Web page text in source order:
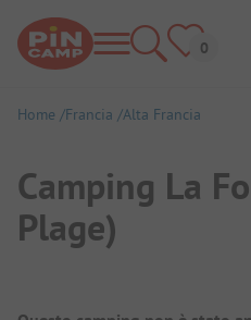
Home Francia Alta Francia
Camping La
Plage)
Panoramica del